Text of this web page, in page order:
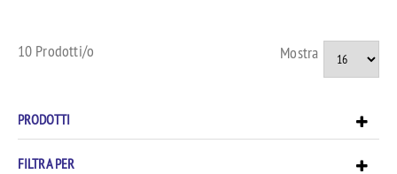
10 Prodotti/o Mostra
PRODOTTI
FILTRA PER